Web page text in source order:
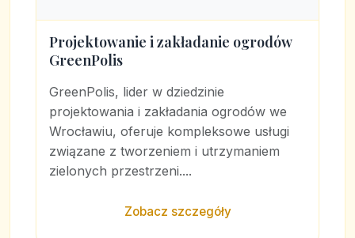
Projektowanie i zakładanie ogrodów
GreenPolis
GreenPolis, lider w dziedzinie
projektowania i zakładania ogrodów we
Wrocławiu, oferuje kompleksowe usługi
związane z tworzeniem i utrzymaniem
zielonych przestrzeni....
Zobacz szczegóły